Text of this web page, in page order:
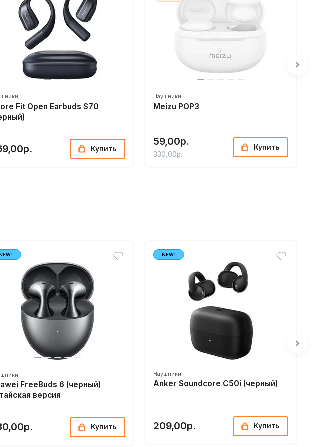
улучшенную
совместимых устройств
Fit Open Earbuds S70
Купить
Наушники
Meizu POP3
59,00р.
330,00р.
Купить
FreeBuds 6 (черный)
версия
Купить
NEW!
Наушники
Anker Soundcore C50i (черный)
209,00р. Купить